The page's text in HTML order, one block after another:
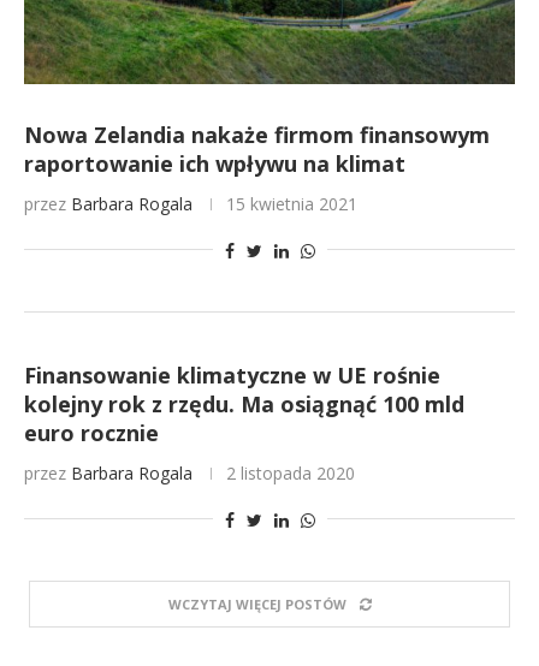
Nowa Zelandia nakaże firmom finansowym
raportowanie ich wpływu na klimat
przez Barbara Rogala 15 kwietnia 2021
Finansowanie klimatyczne w UE rośnie
kolejny rok z rzędu. Ma osiągnąć 100 mld
euro rocznie
przez Barbara Rogala 2 listopada 2020
WCZYTAJ WIĘCEJ POSTÓW